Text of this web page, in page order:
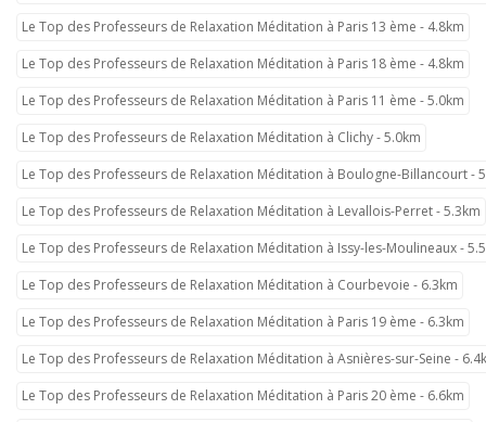
Le Top des Professeurs de Relaxation Méditation à Paris 13 ème - 4.8km
Le Top des Professeurs de Relaxation Méditation à Paris 18 ème - 4.8km
Le Top des Professeurs de Relaxation Méditation à Paris 11 ème - 5.0km
Le Top des Professeurs de Relaxation Méditation à Clichy - 5.0km
Le Top des Professeurs de Relaxation Méditation à Boulogne-Billancourt -
Le Top des Professeurs de Relaxation Méditation à Levallois-Perret - 5.3km
Le Top des Professeurs de Relaxation Méditation à Issy-les-Moulineaux -
Le Top des Professeurs de Relaxation Méditation à Courbevoie - 6.3km
Le Top des Professeurs de Relaxation Méditation à Paris 19 ème - 6.3km
Le Top des Professeurs de Relaxation Méditation à Asnières-sur-Seine -
Le Top des Professeurs de Relaxation Méditation à Paris 20 ème - 6.6km